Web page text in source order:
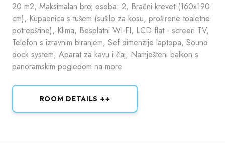
20 m2, Maksimalan broj osoba: 2, Bračni krevet (160x190
cm), Kupaonica s tušem (sušilo za kosu, proširene toaletne
potrepštine), Klima, Besplatni WI-FI, LCD flat - screen TV,
Telefon s izravnim biranjem, Sef dimenzije laptopa, Sound
dock system, Aparat za kavu i čaj, Namješteni balkon s
panoramskim pogledom na more
ROOM DETAILS ++